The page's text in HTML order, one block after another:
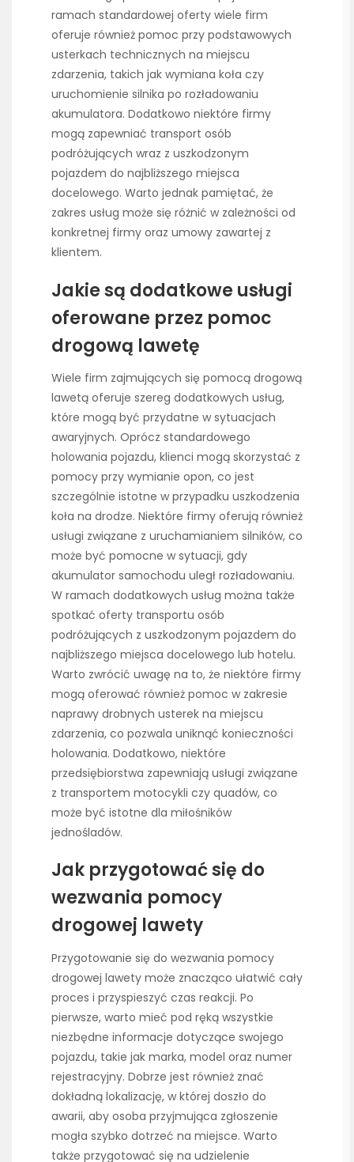
ramach standardowej oferty wiele firm
oferuje również pomoc przy podstawowych
usterkach technicznych na miejscu
zdarzenia, takich jak wymiana koła czy
uruchomienie silnika po rozładowaniu
akumulatora. Dodatkowo niektóre firmy
mogą zapewniać transport osób
podróżujących wraz z uszkodzonym
pojazdem do najbliższego miejsca
docelowego. Warto jednak pamiętać, że
zakres usług może się różnić w zależności od
konkretnej firmy oraz umowy zawartej z
klientem.
Jakie są dodatkowe usługi
oferowane przez pomoc
drogową lawetę
Wiele firm zajmujących się pomocą drogową
lawetą oferuje szereg dodatkowych usług,
które mogą być przydatne w sytuacjach
awaryjnych. Oprócz standardowego
holowania pojazdu, klienci mogą skorzystać z
pomocy przy wymianie opon, co jest
szczególnie istotne w przypadku uszkodzenia
koła na drodze. Niektóre firmy oferują również
usługi związane z uruchamianiem silników, co
może być pomocne w sytuacji, gdy
akumulator samochodu uległ rozładowaniu.
W ramach dodatkowych usług można także
spotkać oferty transportu osób
podróżujących z uszkodzonym pojazdem do
najbliższego miejsca docelowego lub hotelu.
Warto zwrócić uwagę na to, że niektóre firmy
mogą oferować również pomoc w zakresie
naprawy drobnych usterek na miejscu
zdarzenia, co pozwala uniknąć konieczności
holowania. Dodatkowo, niektóre
przedsiębiorstwa zapewniają usługi związane
z transportem motocykli czy quadów, co
może być istotne dla miłośników
jednośladów.
Jak przygotować się do
wezwania pomocy
drogowej lawety
Przygotowanie się do wezwania pomocy
drogowej lawety może znacząco ułatwić cały
proces i przyspieszyć czas reakcji. Po
pierwsze, warto mieć pod ręką wszystkie
niezbędne informacje dotyczące swojego
pojazdu, takie jak marka, model oraz numer
rejestracyjny. Dobrze jest również znać
dokładną lokalizację, w której doszło do
awarii, aby osoba przyjmująca zgłoszenie
mogła szybko dotrzeć na miejsce. Warto
także przygotować się na udzielenie